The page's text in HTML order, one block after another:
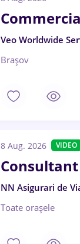
Veo Worldwide
Brașov
8 Aug. 2026 VIDEO
NN Asigurari de
Toate oraşele